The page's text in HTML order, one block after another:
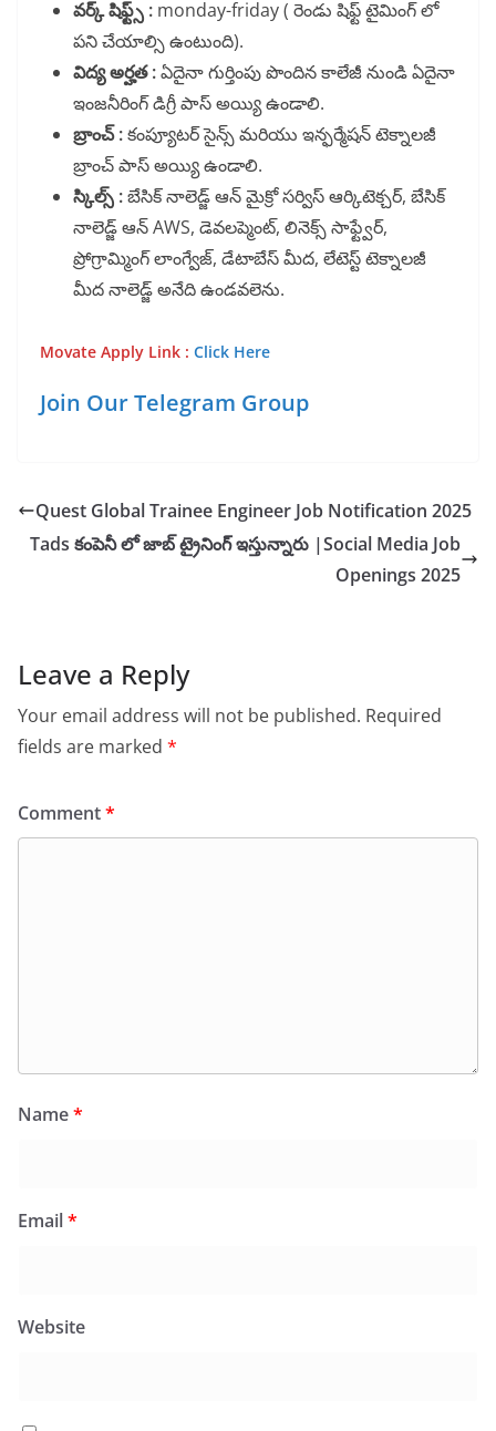
వర్క్ షిఫ్ట్స్ : monday-friday ( రెండు షిఫ్ట్ టైమింగ్ లో
పని చేయాల్సి ఉంటుంది).
విద్య అర్హత :ఏదైనా గుర్తింపు పొందిన కాలేజీ నుండి ఏదైనా
ఇంజనీరింగ్ డిగ్రీ పాస్ అయ్యి ఉండాలి.
బ్రాంచ్ :కంప్యూటర్ సైన్స్ మరియు ఇన్ఫర్మేషన్ టెక్నాలజీ
బ్రాంచ్ పాస్ అయ్యి ఉండాలి.
స్కిల్స్ :బేసిక్ నాలెడ్జ్ ఆన్ మైక్రో సర్విస్ ఆర్కిటెక్చర్, బేసిక్
నాలెడ్జ్ ఆన్ AWS, డెవలప్మెంట్, లినెక్స్ సాఫ్ట్వేర్,
ప్రోగ్రామ్మింగ్ లాంగ్వేజ్, డేటాబేస్ మీద, లేటెస్ట్ టెక్నాలజీ
మీద నాలెడ్జ్ అనేది ఉండవలెను.
Movate Apply Link : Click Here
Join Our Telegram Group
Quest Global Trainee Engineer Job Notification 2025
Tads కంపెనీ లో జాబ్ ట్రైనింగ్ ఇస్తున్నారు |Social Media Job
Openings 2025
Leave a Reply
Your email address will not be published. Required
fields are marked *
Comment*
Name*
Email*
Website